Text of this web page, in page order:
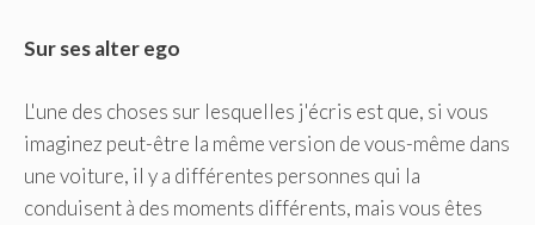
Sur ses alter ego
L'une des choses sur lesquelles j'écris est que, si vous
imaginez peut-être la même version de vous-même dans
une voiture, il y a différentes personnes qui la
conduisent à des moments différents, mais vous êtes